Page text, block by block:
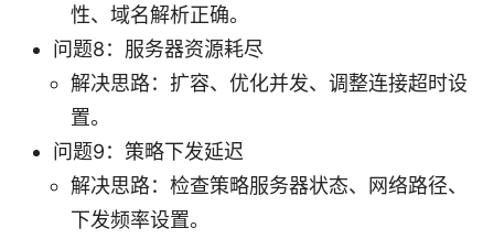
性、域名解析正确。
问题8：服务器资源耗尽
解决思路：扩容、优化并发、调整连接超时设
置。
问题9：策略下发延迟
解决思路：检查策略服务器状态、网络路径、
下发频率设置。